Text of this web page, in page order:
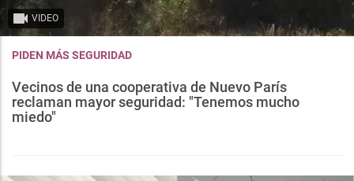
VIDEO
PIDEN MÁS SEGURIDAD
Vecinos de una cooperativa de Nuevo París
reclaman mayor seguridad: "Tenemos mucho
miedo"